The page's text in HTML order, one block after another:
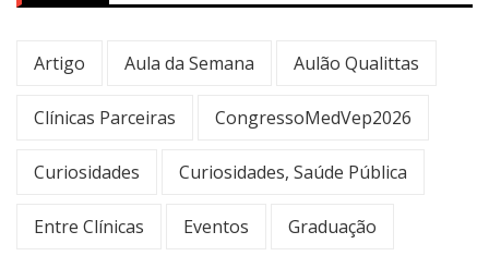
Artigo Aula da Semana Aulão Qualittas
Clínicas Parceiras CongressoMedVep2026
Curiosidades Curiosidades, Saúde Pública
Entre Clínicas Eventos Graduação